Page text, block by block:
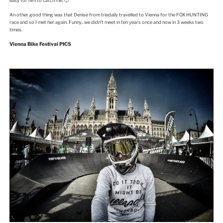
An other good thing was that Denise from Iriedaily travelled to Vienna for the FOX HUNTING
race and so I met her again. Funny.. we didn’t meet in ten years once and now in 3 weeks two
times.
Vienna Bike Festival PICS